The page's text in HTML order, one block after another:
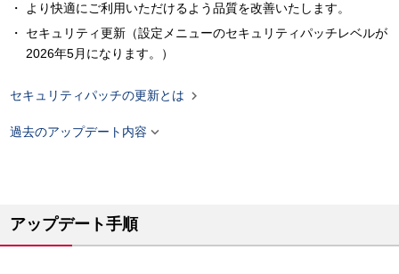
より快適にご利用いただけるよう品質を改善いたします。
セキュリティ更新（設定メニューのセキュリティパッチレベルが
2026年5月になります。）
セキュリティパッチの更新とは 
過去のアップデート内容 
アップデート手順